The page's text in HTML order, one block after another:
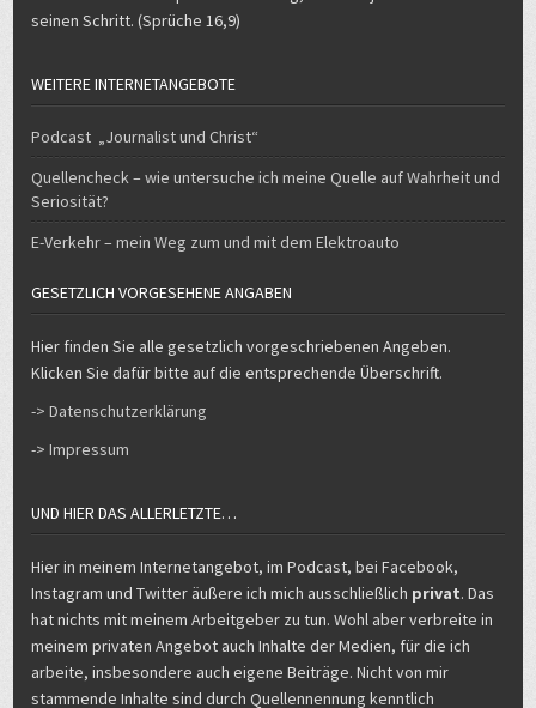
seinen Schritt. (Sprüche 16,9)
WEITERE INTERNETANGEBOTE
Podcast „Journalist und Christ“
Quellencheck – wie untersuche ich meine Quelle auf Wahrheit und
Seriosität?
E-Verkehr – mein Weg zum und mit dem Elektroauto
GESETZLICH VORGESEHENE ANGABEN
Hier finden Sie alle gesetzlich vorgeschriebenen Angeben.
Klicken Sie dafür bitte auf die entsprechende Überschrift.
-> Datenschutzerklärung
-> Impressum
UND HIER DAS ALLERLETZTE…
Hier in meinem Internetangebot, im Podcast, bei Facebook,
Instagram und Twitter äußere ich mich ausschließlich privat. Das
hat nichts mit meinem Arbeitgeber zu tun. Wohl aber verbreite in
meinem privaten Angebot auch Inhalte der Medien, für die ich
arbeite, insbesondere auch eigene Beiträge. Nicht von mir
stammende Inhalte sind durch Quellennennung kenntlich